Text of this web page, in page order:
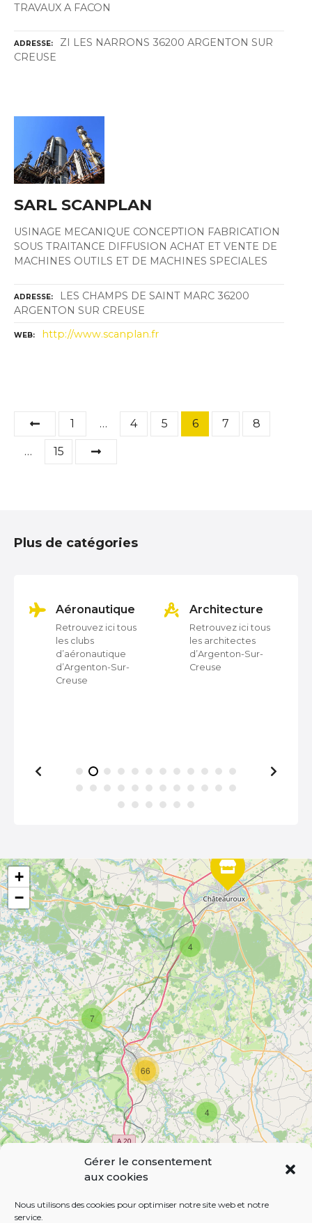
Gérer le consentement
aux cookies
Nous utilisons des cookies pour optimiser notre site web et notre
service.
TRAVAUX A FACON
ADRESSE
ZI LES NARRONS 36200 ARGENTON SUR
CREUSE
SARL SCANPLAN
USINAGE MECANIQUE CONCEPTION FABRICATION
SOUS TRAITANCE DIFFUSION ACHAT ET VENTE DE
MACHINES OUTILS ET DE MACHINES SPECIALES
ADRESSE
LES CHAMPS DE SAINT MARC 36200
ARGENTON SUR CREUSE
WEB http://www.scanplan.fr
N
a
g
s
s
a
g
e
s
1 … 4 5 6 7 8
… 15
Plus de catégories
Aéronautique
Retrouvez ici tous
les clubs
d’aéronautique
d’Argenton-Sur-
Creuse
Architecture
Retrouvez ici tous
les architectes
d’Argenton-Sur-
Creuse
4
6
4
7
66
+
−
Leaflet| Map data ©OpenStreetMapcontributors,